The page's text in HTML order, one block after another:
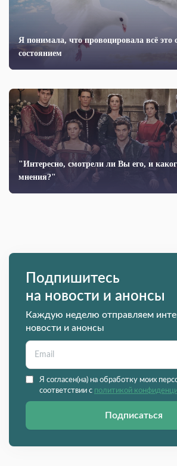
Я понимала, что провоцировала всё это
состоянием
"Интересно, смотрели ли Вы его, и
мнения?"
Подпишитесь
на новости и анонсы
Каждую неделю отправляем
новости и анонсы
Я согласен(на) на обработку моих
соответствии с политикой
Подписаться